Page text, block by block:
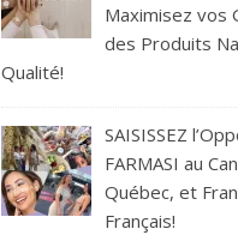
Maximisez vos
des Produits
Qualité!
SAISISSEZ
FARMASI au
Québec, et
Français!